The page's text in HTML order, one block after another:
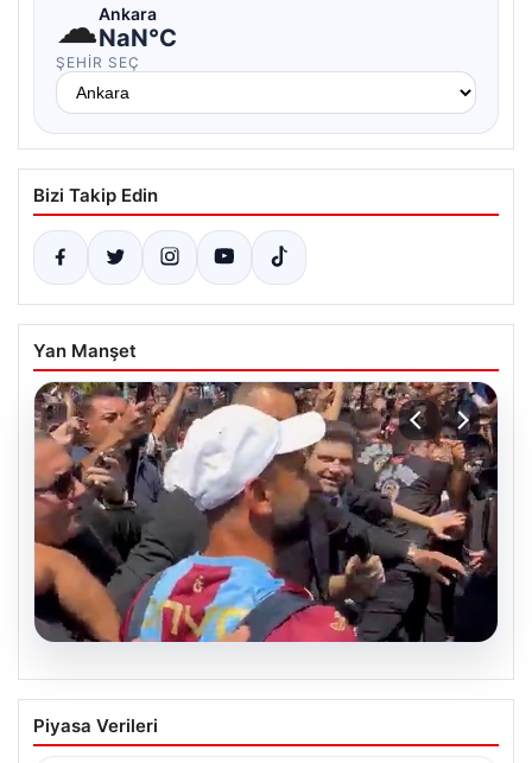
☁Ankara
NaN°C
ŞEHIR SEÇ
Bizi Takip Edin
Yan Manşet
05.08.2026
Mohamed Salah’tan Tarihi İlk Üçlü
Başarı
Piyasa Verileri